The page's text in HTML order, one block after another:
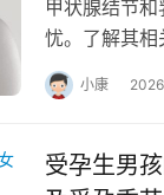
甲状腺结节
忧。了解其相
乱:内分泌系
小康
受孕生男